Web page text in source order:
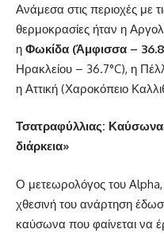
Ανάμεσα στις περιοχές με
θερμοκρασίες ήταν η
η Φωκίδα (Άμφισσα –
Ηρακλείου – 36.7°C), η
η Αττική (Χαροκόπειο
Τσατραφύλλιας:
διάρκεια»
Ο μετεωρολόγος του
χθεσινή του ανάρτηση
καύσωνα που φαίνεται να